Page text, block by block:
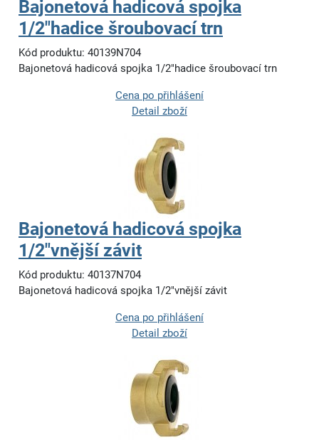
Bajonetová hadicová spojka
1/2"hadice šroubovací trn
Kód produktu: 40139N704
Bajonetová hadicová spojka 1/2"hadice šroubovací trn
Cena po přihlášení
Detail zboží
Bajonetová hadicová spojka
1/2"vnější závit
Kód produktu: 40137N704
Bajonetová hadicová spojka 1/2"vnější závit
Cena po přihlášení
Detail zboží